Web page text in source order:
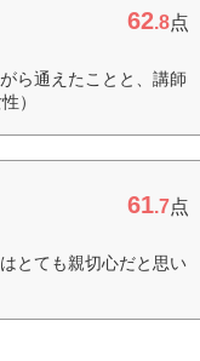
62.8点
ら通えたことと、講師
）
61.7点
とても親切心だと思い